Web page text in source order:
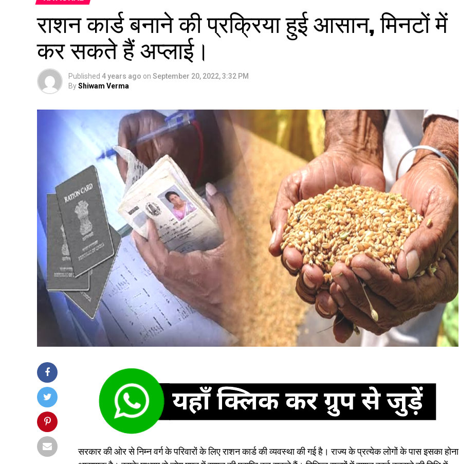
राशन कार्ड बनाने की प्रक्रिया हुई आसान, मिनटों में
कर सकते हैं अप्लाई।
Published 4 years ago on September 20, 2022, 3:32 PM
ByShiwam Verma
सरकार की ओर से निम्न वर्ग के परिवारों के लिए राशन कार्ड की व्यवस्था की गई है। राज्य के प्रत्येक लोगों के पास इसका होना